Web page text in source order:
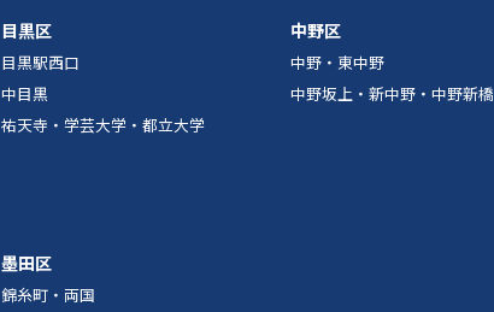
目黒区
目黒駅西口
中目黒
祐天寺・学芸大学・都立大学
中野区
中野・東中野
中野坂上・新中野・中野新橋
墨田区
錦糸町・両国